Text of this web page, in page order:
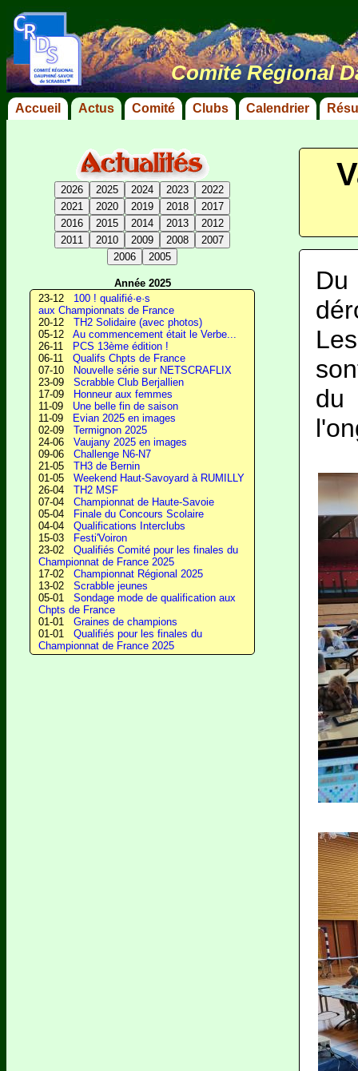
Comité Régional
Accueil Actus Comité Clubs Calendrier
2026 2025 2024 2023
2022
2021
2020 2019 2018
2017
2016
2015 2014 2013
2012
2011
2010 2009 2008
2007
2006
2005
Année 2025
23-12 100 ! qualifié·e·s
aux Championnats de France
20-12 TH2 Solidaire (avec photos)
05-12 Au commencement était le Verbe...
26-11 PCS 13ème édition !
06-11 Qualifs Chpts de France
07-10 Nouvelle série sur NETSCRAFLIX
23-09 Scrabble Club Berjallien
17-09 Honneur aux femmes
11-09 Une belle fin de saison
11-09 Evian 2025 en images
02-09 Termignon 2025
24-06 Vaujany 2025 en images
09-06 Challenge N6-N7
21-05 TH3 de Bernin
01-05 Weekend Haut-Savoyard à RUMILLY
26-04 TH2 MSF
07-04 Championnat de Haute-Savoie
05-04 Finale du Concours Scolaire
04-04 Qualifications Interclubs
15-03 Festi'Voiron
23-02 Qualifiés Comité pour les finales du
Championnat de France 2025
17-02 Championnat Régional 2025
13-02 Scrabble jeunes
05-01 Sondage mode de qualification aux
Chpts de France
01-01 Graines de champions
01-01 Qualifiés pour les finales du
Championnat de France 2025
Du
du